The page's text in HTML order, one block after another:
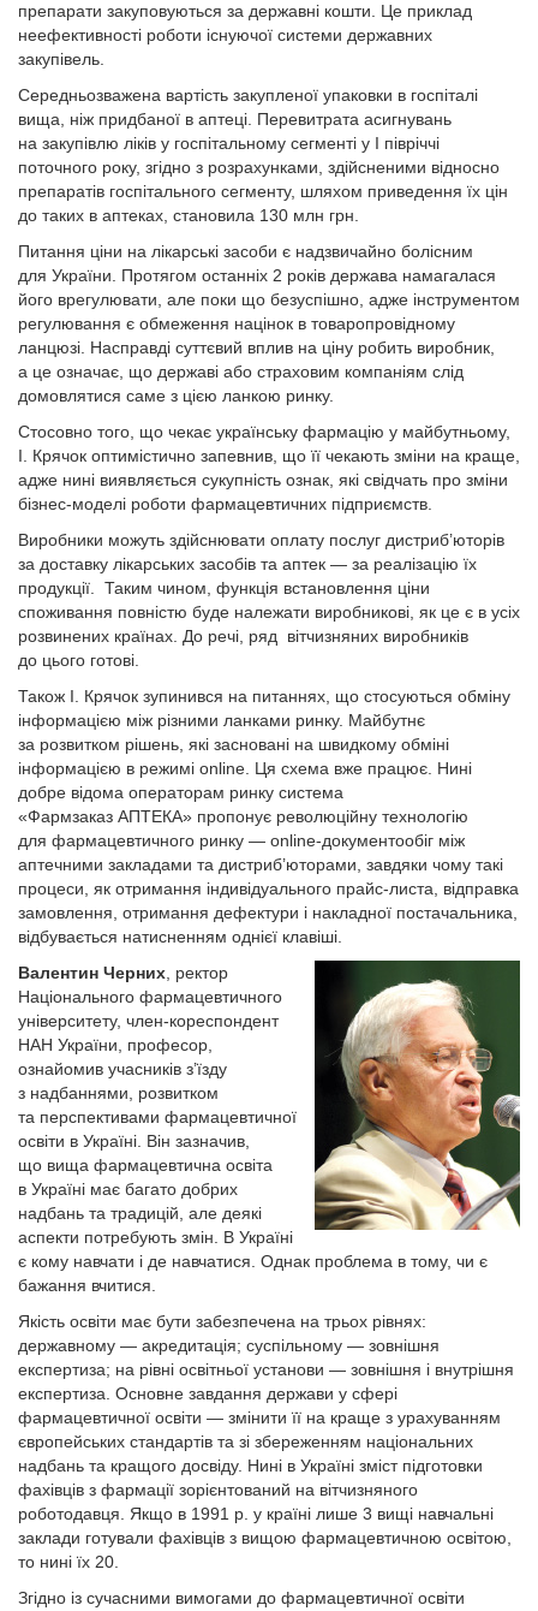
препарати закуповуються за державні кошти. Це приклад
неефективності роботи існуючої системи державних
закупівель.
Середньозважена вартість закупленої упаковки в госпіталі
вища, ніж придбаної в аптеці. Перевитрата асигнувань
на закупівлю ліків у госпітальному сегменті у І півріччі
поточного року, згідно з розрахунками, здійсненими відносно
препаратів госпітального сегменту, шляхом приведення їх цін
до таких в аптеках, становила 130 млн грн.
Питання ціни на лікарські засоби є надзвичайно болісним
для України. Протягом останніх 2 років держава намагалася
його врегулювати, але поки що безуспішно, адже інструментом
регулювання є обмеження націнок в товаропровідному
ланцюзі. Насправді суттєвий вплив на ціну робить виробник,
а це означає, що державі або страховим компаніям слід
домовлятися саме з цією ланкою ринку.
Стосовно того, що чекає українську фармацію у майбутньому,
І. Крячок оптимістично запевнив, що її чекають зміни на краще,
адже нині виявляється сукупність ознак, які свідчать про зміни
бізнес-моделі роботи фармацевтичних підприємств.
Виробники можуть здійснювати оплату послуг дистриб’юторів
за доставку лікарських засобів та аптек — за реалізацію їх
продукції. Таким чином, функція встановлення ціни
споживання повністю буде належати виробникові, як це є в усіх
розвинених країнах. До речі, ряд вітчизняних виробників
до цього готові.
Також І. Крячок зупинився на питаннях, що стосуються обміну
інформацією між різними ланками ринку. Майбутнє
за розвитком рішень, які засновані на швидкому обміні
інформацією в режимі online. Ця схема вже працює. Нині
добре відома операторам ринку система
«Фармзаказ АПТЕКА» пропонує революційну технологію
для фармацевтичного ринку — online-документообіг між
аптечними закладами та дистриб’юторами, завдяки чому такі
процеси, як отримання індивідуального прайс-листа, відправка
замовлення, отримання дефектури і накладної постачальника,
відбувається натисненням однієї клавіші.
Валентин Черних, ректор
Національного фармацевтичного
університету, член-кореспондент
НАН України, професор,
ознайомив учасників з’їзду
з надбаннями, розвитком
та перспективами фармацевтичної
освіти в Україні. Він зазначив,
що вища фармацевтична освіта
в Україні має багато добрих
надбань та традицій, але деякі
аспекти потребують змін. В Україні
є кому навчати і де навчатися. Однак проблема в тому, чи є
бажання вчитися.
Якість освіти має бути забезпечена на трьох рівнях:
державному — акредитація; суспільному — зовнішня
експертиза; на рівні освітньої установи — зовнішня і внутрішня
експертиза. Основне завдання держави у сфері
фармацевтичної освіти — змінити її на краще з урахуванням
європейських стандартів та зі збереженням національних
надбань та кращого досвіду. Нині в Україні зміст підготовки
фахівців з фармації зорієнтований на вітчизняного
роботодавця. Якщо в 1991 р. у країні лише 3 вищі навчальні
заклади готували фахівців з вищою фармацевтичною освітою,
то нині їх 20.
Згідно із сучасними вимогами до фармацевтичної освіти